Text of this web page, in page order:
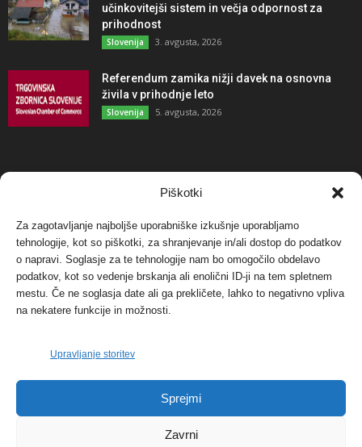
Piškotki
Za zagotavljanje najboljše uporabniške izkušnje uporabljamo
tehnologije, kot so piškotki, za shranjevanje in/ali dostop do podatkov
o napravi. Soglasje za te tehnologije nam bo omogočilo obdelavo
podatkov, kot so vedenje brskanja ali enolični ID-ji na tem spletnem
mestu. Če ne soglasja date ali ga prekličete, lahko to negativno vpliva
na nekatere funkcije in možnosti.
Upravljanje storitev
Sprejmi
Zavrni
učinkovitejši sistem in večja odpornost za
prihodnost
Slovenija 3. avgusta, 2026
Referendum zamika nižji davek na osnovna
živila v prihodnje leto
Slovenija 5. avgusta, 2026
NAJBOLJ KOMENTIRANO
Protest proti vetrnim elektrarnam na Ojstrici, v
svetu pa vedno bolj...
Dogodki 12. maja, 2017
Tožilstvo v Celovcu v korist elektrarnam
Verbund
FOTO: Razstava cvetličarskega mojstra Andreja
Dogodki 27. novembra, 2017